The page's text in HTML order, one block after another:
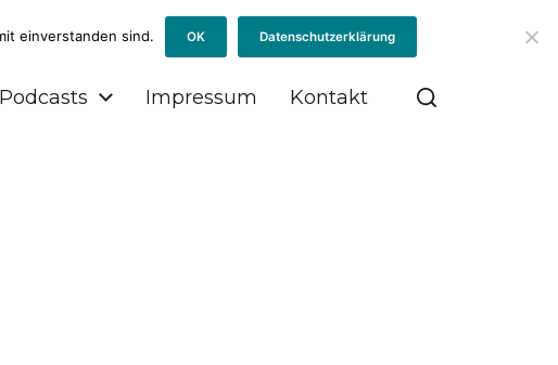
Podcasts Impressum Kontakt
einverstanden sind. OK Datenschutzerklärung